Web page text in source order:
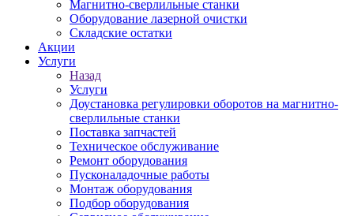
Магнитно-сверлильные станки
Оборудование лазерной очистки
Складские остатки
Акции
Услуги
Назад
Услуги
Доустановка регулировки оборотов на магнитно-
сверлильные станки
Поставка запчастей
Техническое обслуживание
Ремонт оборудования
Пусконаладочные работы
Монтаж оборудования
Подбор оборудования